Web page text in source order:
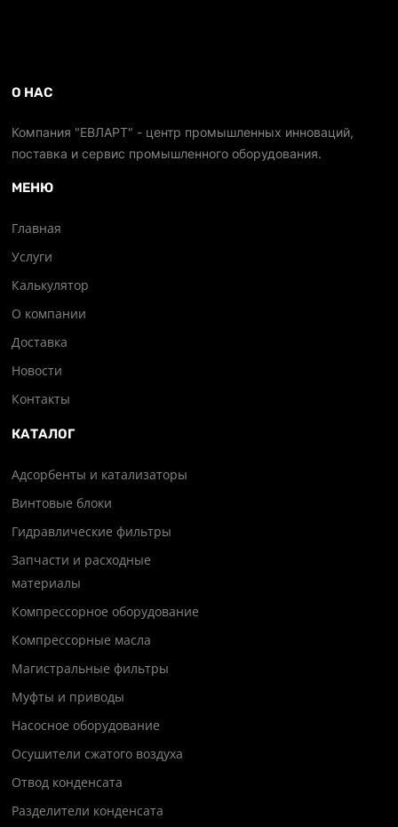
О НАС
Компания "ЕВЛАРТ" - центр промышленных инноваций,
поставка и сервис промышленного оборудования.
МЕНЮ
Главная
Услуги
Калькулятор
О компании
Доставка
Новости
Контакты
КАТАЛОГ
Адсорбенты и катализаторы
Винтовые блоки
Гидравлические фильтры
Запчасти и расходные
материалы
Компрессорное оборудование
Компрессорные масла
Магистральные фильтры
Муфты и приводы
Насосное оборудование
Осушители сжатого воздуха
Отвод конденсата
Разделители конденсата